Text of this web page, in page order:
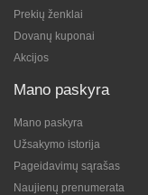
Prekių ženklai
Dovanų kuponai
Akcijos
Mano paskyra
Mano paskyra
Užsakymo istorija
Pageidavimų sąrašas
Naujienų prenumerata